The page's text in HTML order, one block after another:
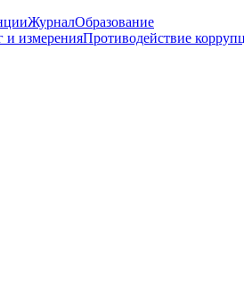
ЖурналОбразование
измеренияПротиводействие